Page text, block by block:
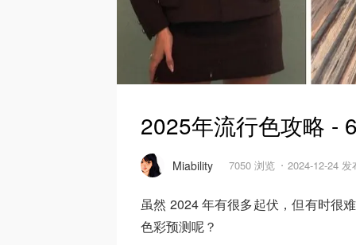
2025年流行色攻略 -
Miability 7050 浏览 2024-12-24 发
虽然 2024 年有很多起伏，但有时很
色彩预测呢？